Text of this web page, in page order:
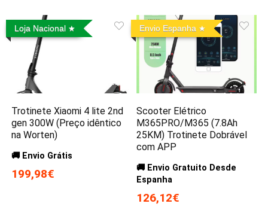
Loja Nacional
Trotinete Xiaomi 4 lite 2nd
gen 300W (Preço idêntico
na Worten)
🚚 Envio Grátis
199,98€
Envio Espanha
Scooter Elétrico
M365PRO/M365 (7.8Ah
25KM) Trotinete Dobrável
com APP
🚚 Envio Gratuito Desde
Espanha
126,12€